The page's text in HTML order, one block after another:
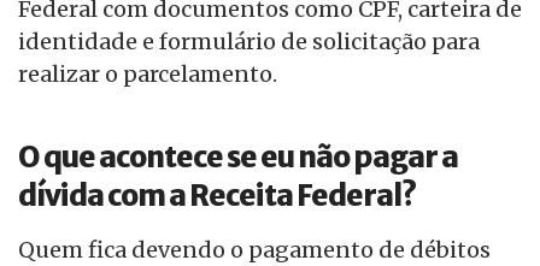
Federal com documentos como CPF, carteira de
identidade e formulário de solicitação para
realizar o parcelamento.
O que acontece se eu não pagar a
dívida com a Receita Federal?
Quem fica devendo o pagamento de débitos